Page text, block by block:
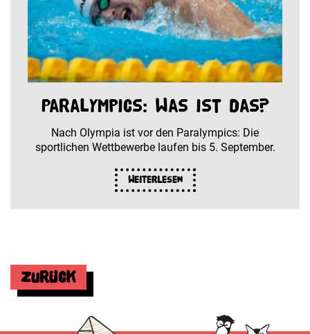
Paralympics: Was ist das?
Nach Olympia ist vor den Paralympics: Die
sportlichen Wettbewerbe laufen bis 5. September.
Weiterlesen
Zurück